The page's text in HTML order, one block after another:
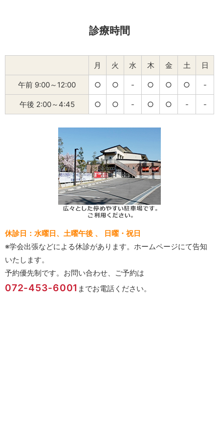
診療時間
月 火 水 木 金 土 日
午前 9:00～12:00 ○ ○ - ○ ○ ○ -
午後 2:00～4:45 ○ ○ - ○ ○ - -
休診日：水曜日、土曜午後 、 日曜・祝日
※学会出張などによる休診があります。ホームページにて告知
いたします。
予約優先制です。お問い合わせ、ご予約は
072-453-6001 までお電話ください。